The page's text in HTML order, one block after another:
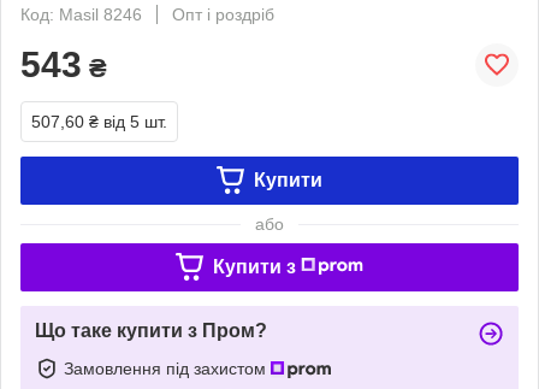
Код: Masil 8246
Опт і роздріб
543 ₴
507,60 ₴ від 5 шт.
Купити
або
Купити з
Що таке купити з Пром?
Замовлення під захистом